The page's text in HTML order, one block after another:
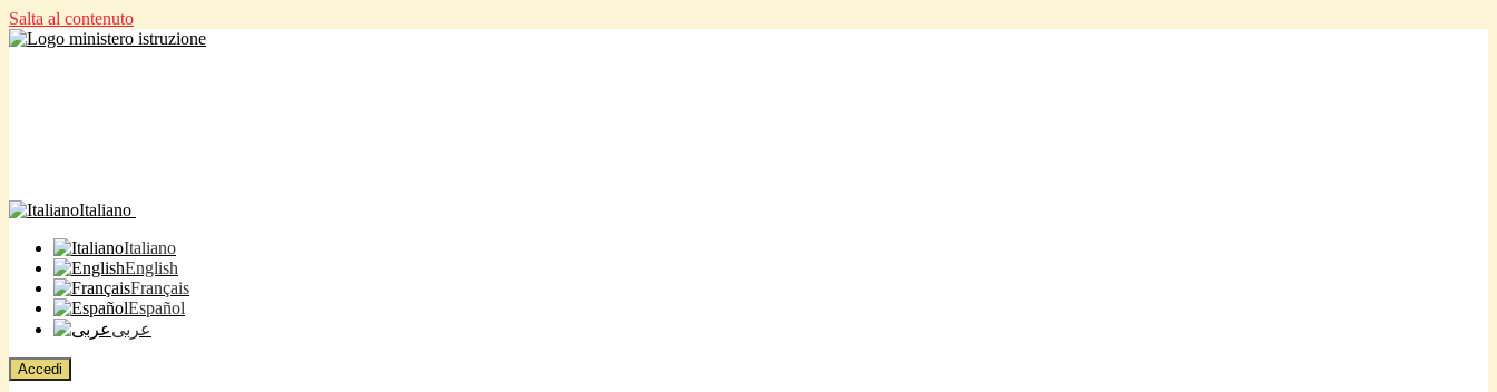
Salta al contenuto
Italiano
Italiano
English
Français
Español
عربى
Accedi